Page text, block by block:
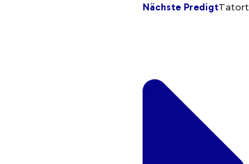
Nächste PredigtTatort